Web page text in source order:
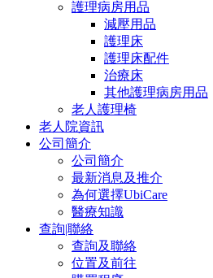
護理病房用品
減壓用品
護理床
護理床配件
治療床
其他護理病房用品
老人護理椅
老人院資訊
公司簡介
公司簡介
最新消息及推介
為何選擇UbiCare
醫療知識
查詢|聯絡
查詢及聯絡
位置及前往